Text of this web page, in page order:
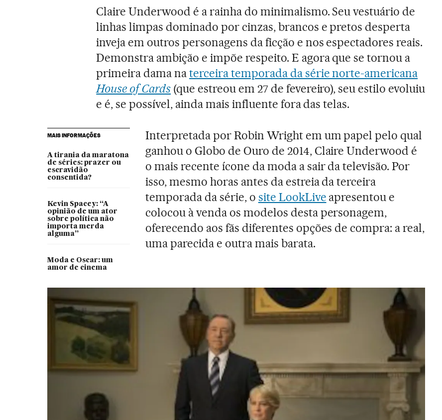
Claire Underwood é a rainha do minimalismo. Seu vestuário de
linhas limpas dominado por cinzas, brancos e pretos desperta
inveja em outros personagens da ficção e nos espectadores reais.
Demonstra ambição e impõe respeito. E agora que se tornou a
primeira dama naterceira temporada da série norte-americana
House of Cards (que estreou em 27 de fevereiro), seu estilo evoluiu
e é, se possível, ainda mais influente fora das telas.
MAIS INFORMAÇÕES
A tirania da maratona
de séries: prazer ou
escravidão
consentida?
Kevin Spacey: “A
opinião de um ator
sobre política não
importa merda
alguma”
Moda e Oscar: um
amor de cinema
Interpretada por Robin Wright em um papel pelo qual
ganhou o Globo de Ouro de 2014, Claire Underwood é
o mais recente ícone da moda a sair da televisão. Por
isso, mesmo horas antes da estreia da terceira
temporada da série, o site LookLive apresentou e
colocou à venda os modelos desta personagem,
oferecendo aos fãs diferentes opções de compra: a real,
uma parecida e outra mais barata.